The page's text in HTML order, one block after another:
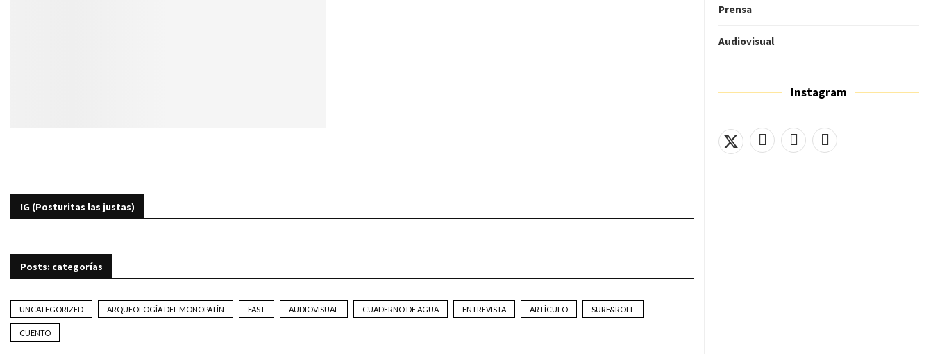
Prensa
Audiovisual
Instagram
IG (Posturitas las justas)
Posts: categorías
UNCATEGORIZED ARQUEOLOGÍA DEL MONOPATÍN FAST AUDIOVISUAL CUADERNO DE AGUA ENTREVISTA ARTÍCULO SURF&ROLL
CUENTO